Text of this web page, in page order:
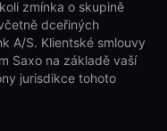
zmínka o skupině
dceřiných
A/S. Klientské smlouvy
Saxo na základě vaší
jurisdikce tohoto